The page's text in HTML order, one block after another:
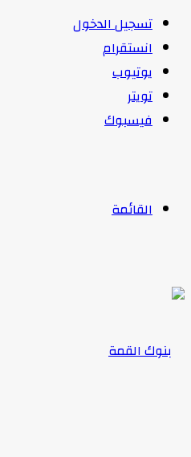
تسجيل الدخول
انستقرام
يوتيوب
تويتر
فيسبوك
القائمة